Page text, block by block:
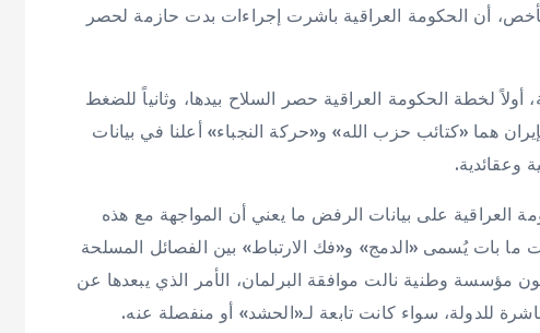
أن الحكومة العراقية باشرت إجراءات بدت حازمة لحصر
لخطة الحكومة العراقية حصر السلاح بيدها، وثانياً للضغط
هما «كتائب حزب الله» و«حركة النجباء» أعلنا في بيانات
وعقائدية.
العراقية على بيانات الرفض ما يعني أن المواجهة مع هذه
بات يُسمى «الدمج» و«فك الارتباط» بين الفصائل المسلحة
مؤسسة وطنية نالت موافقة البرلمان، الأمر الذي يبعدها عن
للدولة، سواء كانت تابعة لـ«الحشد» أو منفصلة عنه.